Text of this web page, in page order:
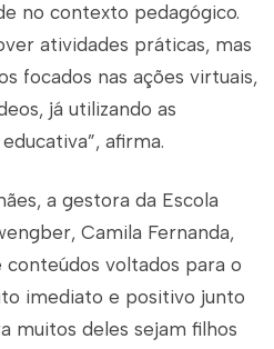
no contexto pedagógico.
atividades práticas, mas
focados nas ações virtuais,
já utilizando as
afirma.
a gestora da Escola
Camila Fernanda,
conteúdos voltados para o
imediato e positivo junto
muitos deles sejam filhos